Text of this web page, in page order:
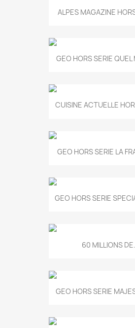
ALPES MAGAZINE
GEO HORS SERIE QUEL
CUISINE ACTUELLE
GEO HORS SERIE LA
GEO HORS SERIE
60 MILLIONS
GEO HORS SERIE